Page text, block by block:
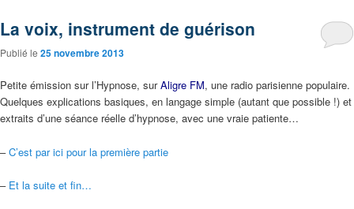
La voix, instrument de guérison
Publié le 25 novembre 2013
Petite émission sur l’Hypnose, surAligre FM, une radio parisienne populaire.
Quelques explications basiques, en langage simple (autant que possible !) et
extraits d’une séance réelle d’hypnose, avec une vraie patiente…
–C’est par ici pour la première partie
– Et la suite et fin…